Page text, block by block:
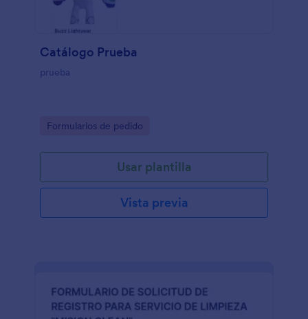
Catálogo Prueba
prueba
Go to Category:
Formularios de pedido
Usar plantilla
Vista previa